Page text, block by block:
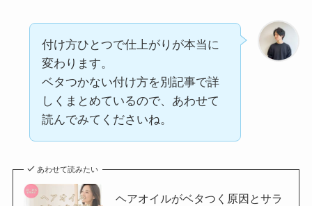
付け方ひとつで仕上がりが本当に
変わります。
ベタつかない付け方を別記事で詳
しくまとめているので、あわせて
読んでみてくださいね。
あわせて読みたい
ヘアオイルがベタつく原因とサラ